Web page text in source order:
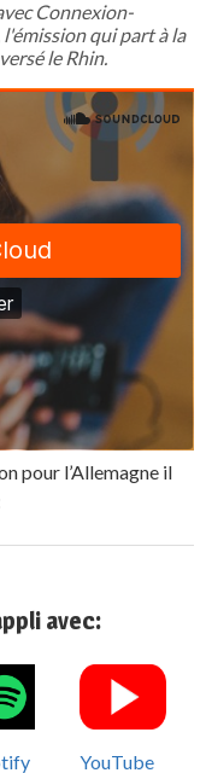
Connexion-
qui part à la
le Rhin.
pour l’Allemagne il
avec:
YouTube